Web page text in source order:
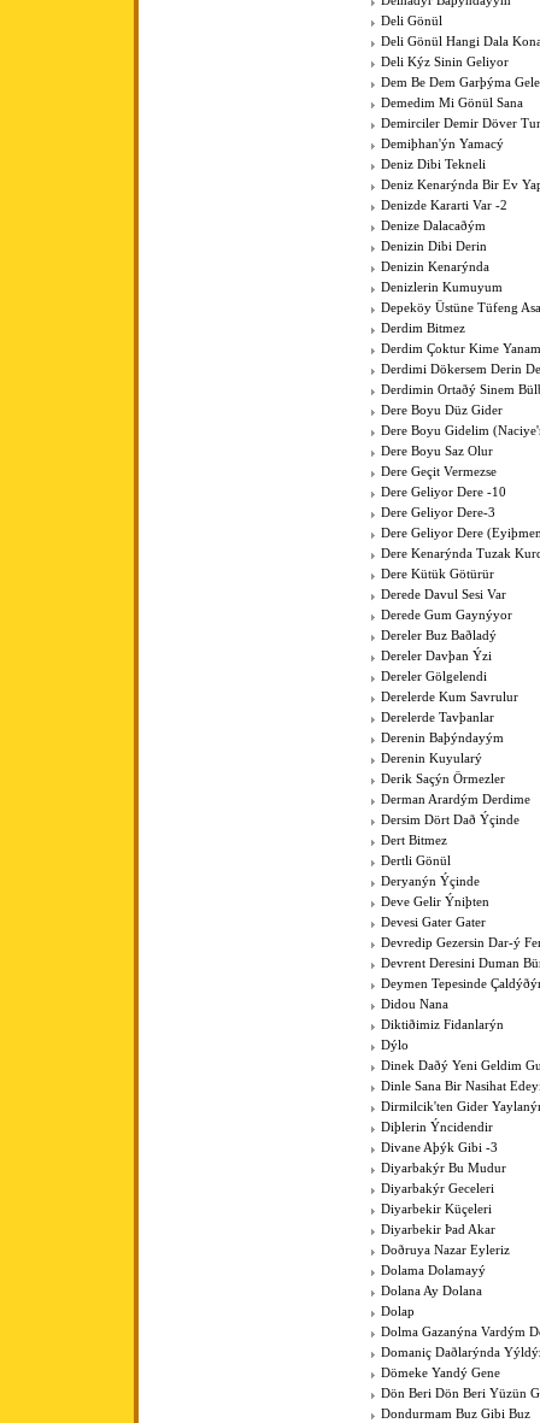
Deli Gönül
Deli Gönül Hangi Dala
Deli Kýz Sinin Geliyor
Dem Be Dem Garþýma
Demedim Mi Gönül Sana
Demirciler Demir Döver
Demiþhan'ýn Yamacý
Deniz Dibi Tekneli
Deniz Kenarýnda Bir Ev
Denizde Kararti Var -2
Denize Dalacaðým
Denizin Dibi Derin
Denizin Kenarýnda
Denizlerin Kumuyum
Depeköy Üstüne Tüfeng
Derdim Bitmez
Derdim Çoktur Kime
Derdimi Dökersem Derin
Derdimin Ortaðý Sinem
Dere Boyu Düz Gider
Dere Boyu Gidelim
Dere Boyu Saz Olur
Dere Geçit Vermezse
Dere Geliyor Dere -10
Dere Geliyor Dere-3
Dere Geliyor Dere
Dere Kenarýnda Tuzak
Dere Kütük Götürür
Derede Davul Sesi Var
Derede Gum Gaynýyor
Dereler Buz Baðladý
Dereler Davþan Ýzi
Dereler Gölgelendi
Derelerde Kum Savrulur
Derelerde Tavþanlar
Derenin Baþýndayým
Derenin Kuyularý
Derik Saçýn Örmezler
Derman Arardým Derdime
Dersim Dört Dað Ýçinde
Dert Bitmez
Dertli Gönül
Deryanýn Ýçinde
Deve Gelir Ýniþten
Devesi Gater Gater
Devredip Gezersin Dar-ý
Devrent Deresini Duman
Deymen Tepesinde
Didou Nana
Diktiðimiz Fidanlarýn
Dýlo
Dinek Daðý Yeni Geldim
Dinle Sana Bir Nasihat
Dirmilcik'ten Gider
Diþlerin Ýncidendir
Divane Aþýk Gibi -3
Diyarbakýr Bu Mudur
Diyarbakýr Geceleri
Diyarbekir Küçeleri
Diyarbekir Þad Akar
Doðruya Nazar Eyleriz
Dolama Dolamayý
Dolana Ay Dolana
Dolap
Dolma Gazanýna Vardým
Domaniç Daðlarýnda
Dömeke Yandý Gene
Dön Beri Dön Beri Yüzün
Dondurmam Buz Gibi Buz